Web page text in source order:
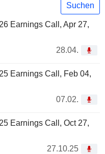
Suchen
Earnings Call, Apr 27,
28.04.
Earnings Call, Feb 04,
07.02.
Earnings Call, Oct 27,
27.10.25